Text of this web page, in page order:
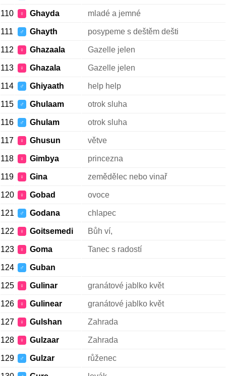
110 ♀ Ghayda mladé a jemné
111 ♂ Ghayth posypeme s deštěm dešti
112 ♀ Ghazaala Gazelle jelen
113 ♀ Ghazala Gazelle jelen
114 ♂ Ghiyaath help help
115 ♂ Ghulaam otrok sluha
116 ♂ Ghulam otrok sluha
117 ♀ Ghusun větve
118 ♀ Gimbya princezna
119 ♀ Gina zemědělec nebo vinař
120 ♀ Gobad ovoce
121 ♂ Godana chlapec
122 ♀ Goitsemedi Bůh ví,
123 ♀ Goma Tanec s radostí
124 ♂ Guban
125 ♀ Gulinar granátové jablko květ
126 ♀ Gulinear granátové jablko květ
127 ♀ Gulshan Zahrada
128 ♀ Gulzaar Zahrada
129 ♂ Gulzar růženec